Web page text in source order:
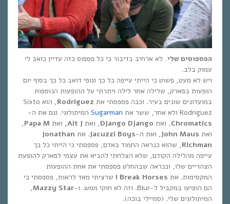
הפספוסים שלי. לא ארחיב בדיבור כי כל פספוס כזה עדיין כואב לי
עמוק בלב.
ויש לא מעט, פשוט כי הייתי עייפה כל כך וגופי דואב כל כך בסוף יום
הופעות בפארק, שלילה אחר לילה ויתרתי על ההופעות הנוספות
במועדונים שונים בעיר. וככה פספסתי את Rodriguez
, הוא Sixto
Rodriguez ולא אחר, ששר את
Sugarman המיתולוגי. וגם את ה-
Chromatics, ואת Django Django, ואת Alt J, ואת Papa M
,
ואת John Maus, ואת ה-Jacuzzi Boys. את Jonathan
Richman, שהוא כנראה החמוד באדם, פספסתי כי הייתי כל כך
עייפה מהלילה הקודם, שלא הצלחתי להביא את עצמי לפארק להופעת
הצהריים שלו, וכנראה שבהחלט פספסתי את אחת ההופעות
המקסימות. את I Break Horses שרציתי מאד לראות, פספסתי כי
הם הופיעו במקביל ל-Blur. וזה לא חוקי ממש. ו-
Mazzy Star
,
המיתולוגים שלי. (סמיילי בוכה).